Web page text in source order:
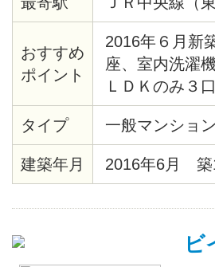
おすすめ
ポイント
2016年６月新
座、室内洗濯
ＬＤＫのみ３
ボックス バル
ーインターホ
タイプ 一般マンショ
建築年月 2016年6月 築
ビ